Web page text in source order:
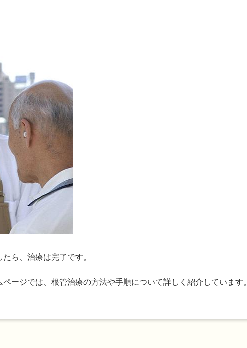
ら、治療は完了です。
ージでは、根管治療の方法や手順について詳しく紹介しています。